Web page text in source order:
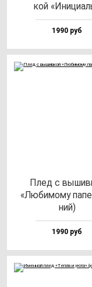
кой
1990 руб
Плед с
«Люби­мо­му
ний)
1990 руб